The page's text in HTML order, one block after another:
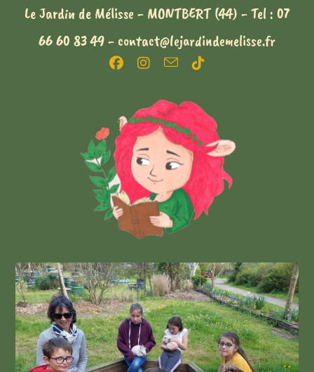
Le Jardin de Mélisse - MONTBERT (44) - Tel : 07
66 60 83 49 - contact@lejardindemelisse.fr